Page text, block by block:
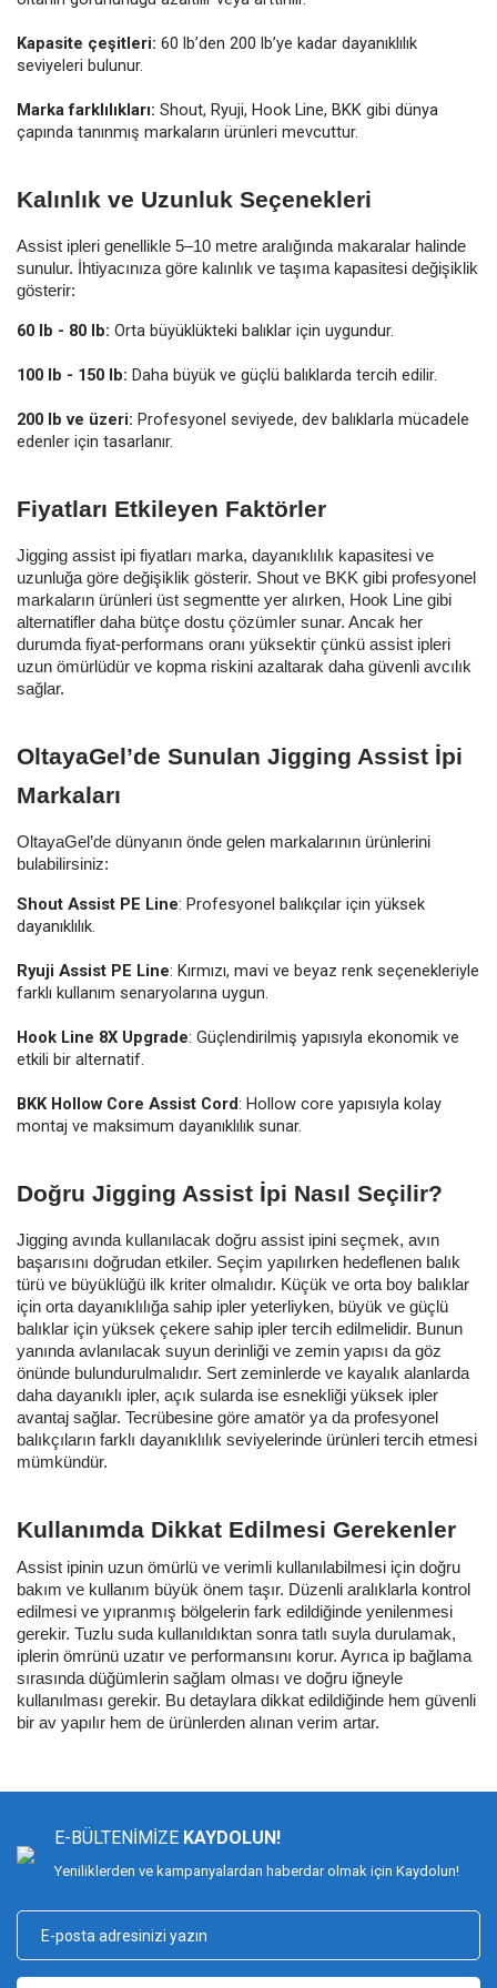
Kapasite çeşitleri: 60 lb’den 200 lb’ye kadar dayanıklılık
seviyeleri bulunur.
Marka farklılıkları: Shout, Ryuji, Hook Line, BKK gibi dünya
çapında tanınmış markaların ürünleri mevcuttur.
Kalınlık ve Uzunluk Seçenekleri
Assist ipleri genellikle 5–10 metre aralığında makaralar halinde
sunulur. İhtiyacınıza göre kalınlık ve taşıma kapasitesi değişiklik
gösterir:
60 lb - 80 lb: Orta büyüklükteki balıklar için uygundur.
100 lb - 150 lb: Daha büyük ve güçlü balıklarda tercih edilir.
200 lb ve üzeri: Profesyonel seviyede, dev balıklarla mücadele
edenler için tasarlanır.
Fiyatları Etkileyen Faktörler
Jigging assist ipi fiyatları marka, dayanıklılık kapasitesi ve
uzunluğa göre değişiklik gösterir. Shout ve BKK gibi profesyonel
markaların ürünleri üst segmentte yer alırken, Hook Line gibi
alternatifler daha bütçe dostu çözümler sunar. Ancak her
durumda fiyat-performans oranı yüksektir çünkü assist ipleri
uzun ömürlüdür ve kopma riskini azaltarak daha güvenli avcılık
sağlar.
OltayaGel’de Sunulan Jigging Assist İpi
Markaları
OltayaGel’de dünyanın önde gelen markalarının ürünlerini
bulabilirsiniz:
Shout Assist PE Line: Profesyonel balıkçılar için yüksek
dayanıklılık.
Ryuji Assist PE Line: Kırmızı, mavi ve beyaz renk seçenekleriyle
farklı kullanım senaryolarına uygun.
Hook Line 8X Upgrade: Güçlendirilmiş yapısıyla ekonomik ve
etkili bir alternatif.
BKK Hollow Core Assist Cord: Hollow core yapısıyla kolay
montaj ve maksimum dayanıklılık sunar.
Doğru Jigging Assist İpi Nasıl Seçilir?
Jigging avında kullanılacak doğru assist ipini seçmek, avın
başarısını doğrudan etkiler. Seçim yapılırken hedeflenen balık
türü ve büyüklüğü ilk kriter olmalıdır. Küçük ve orta boy balıklar
için orta dayanıklılığa sahip ipler yeterliyken, büyük ve güçlü
balıklar için yüksek çekere sahip ipler tercih edilmelidir. Bunun
yanında avlanılacak suyun derinliği ve zemin yapısı da göz
önünde bulundurulmalıdır. Sert zeminlerde ve kayalık alanlarda
daha dayanıklı ipler, açık sularda ise esnekliği yüksek ipler
avantaj sağlar. Tecrübesine göre amatör ya da profesyonel
balıkçıların farklı dayanıklılık seviyelerinde ürünleri tercih etmesi
mümkündür.
Kullanımda Dikkat Edilmesi Gerekenler
Assist ipinin uzun ömürlü ve verimli kullanılabilmesi için doğru
bakım ve kullanım büyük önem taşır. Düzenli aralıklarla kontrol
edilmesi ve yıpranmış bölgelerin fark edildiğinde yenilenmesi
gerekir. Tuzlu suda kullanıldıktan sonra tatlı suyla durulamak,
iplerin ömrünü uzatır ve performansını korur. Ayrıca ip bağlama
sırasında düğümlerin sağlam olması ve doğru iğneyle
kullanılması gerekir. Bu detaylara dikkat edildiğinde hem güvenli
bir av yapılır hem de ürünlerden alınan verim artar.
E-BÜLTENİMİZE KAYDOLUN!
Yeniliklerden ve kampanyalardan haberdar olmak için Kaydolun!